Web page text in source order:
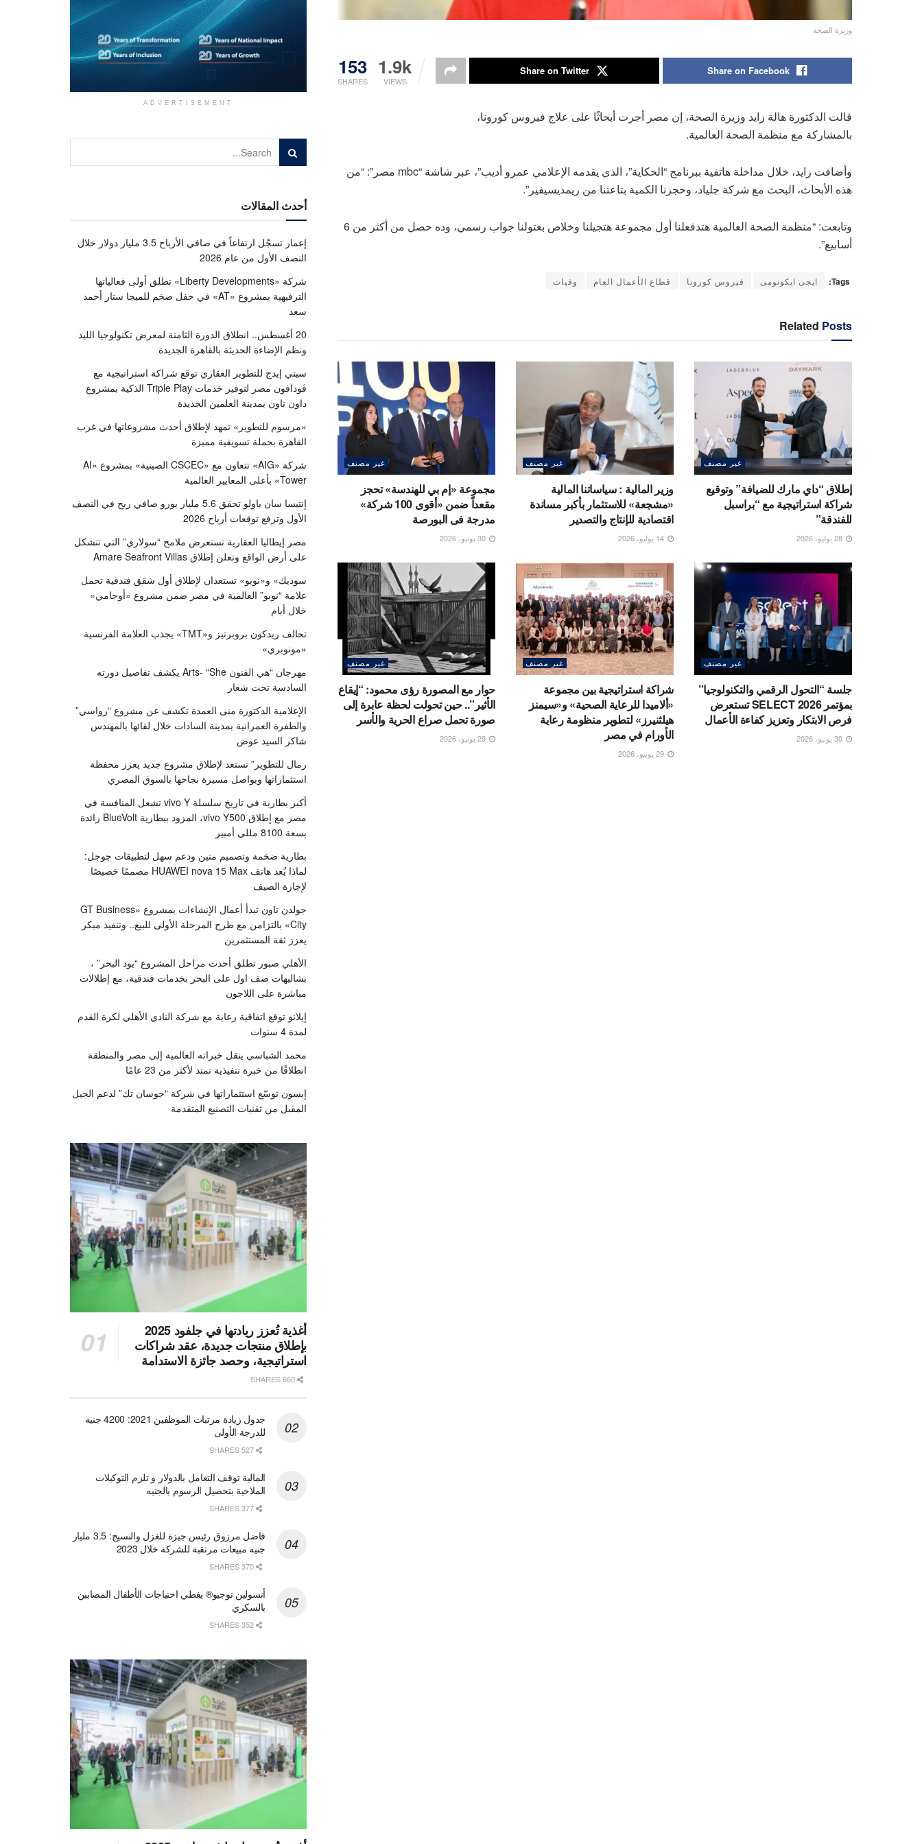
وزيرة الصحة
153
SHARES
1.9k
VIEWS
Share on Facebook
Share on Twitter
قالت الدكتورة هالة زايد وزيرة الصحة، إن مصر أجرت أبحاثًا على علاج فيروس كورونا،
بالمشاركة مع منظمة الصحة العالمية.
وأضافت زايد، خلال مداخلة هاتفية ببرنامج “الحكاية”، الذي يقدمه الإعلامي عمرو أديب”، عبر شاشة “mbc مصر”: “من
هذه الأبحاث، البحث مع شركة جلياد، وحجزنا الكمية بتاعتنا من ريمديسيفير”.
وتابعت: “منظمة الصحة العالمية هتدفعلنا أول مجموعة هتجيلنا وخلاص بعتولنا جواب رسمي، وده حصل من أكثر من 6
أسابيع”.
Tags: ايجى ايكونومى فيروس كورونا قطاع الأعمال العام وفيات
Related Posts
غير مصنف
إطلاق “داي مارك للضيافة” وتوقيع
شراكة استراتيجية مع “براسبل
للفندقة”
غير مصنف
وزير المالية : سياساتنا المالية
«مشجعة» للاستثمار بأكبر مساندة
اقتصادية للإنتاج والتصدير
غير مصنف
مجموعة «إم بي للهندسة» تحجز
مقعداً ضمن «أقوى 100 شركة»
مدرجة فى البورصة
غير مصنف
جلسة “التحول الرقمي والتكنولوجيا”
بمؤتمر SELECT 2026 تستعرض
فرص الابتكار وتعزيز كفاءة الأعمال
غير مصنف
شراكة استراتيجية بين مجموعة
«ألاميدا للرعاية الصحية» و«سيمنز
هيلثنيرز» لتطوير منظومة رعاية
الأورام في مصر
غير مصنف
حوار مع المصورة رؤى محمود: “إيقاع
الأثير”.. حين تحولت لحظة عابرة إلى
صورة تحمل صراع الحرية والأسر
ADVERTISEMENT
أحدث المقالات
إعمار تسجّل ارتفاعاً في صافي الأرباح 3.5 مليار دولار خلال
النصف الأول من عام 2026
شركة «Liberty Developments» تطلق أولى فعالياتها
الترفيهية بمشروع «AT» في حفل ضخم للميجا ستار أحمد
سعد
20 أغسطس.. انطلاق الدورة الثامنة لمعرض تكنولوجيا الليد
ونظم الإضاءة الحديثة بالقاهرة الجديدة
سيتي إيدج للتطوير العقاري توقع شراكة استراتيجية مع
ڤودافون مصر لتوفير خدمات Triple Play الذكية بمشروع
داون تاون بمدينة العلمين الجديدة
«مرسوم للتطوير» تمهد لإطلاق أحدث مشروعاتها في غرب
القاهرة بحملة تسويقية مميزة
شركة «AIG» تتعاون مع «CSCEC الصينية» بمشروع «AI
Tower» بأعلى المعايير العالمية
إنتيسا سان باولو تحقق 5.6 مليار يورو صافي ربح في النصف
الأول وترفع توقعات أرباح 2026
مصر إيطاليا العقارية تستعرض ملامح “سولاري” التي تتشكل
على أرض الواقع وتعلن إطلاق Amare Seafront Villas
سوديك» و«نوبو» تستعدان لإطلاق أول شقق فندقية تحمل
علامة “نوبو” العالمية في مصر ضمن مشروع «أوجامي»
خلال أيام
تحالف ريدكون بروبرتيز و«TMT» يجذب العلامة الفرنسية
«مونوبري»
مهرجان “هي الفنون Arts- “She يكشف تفاصيل دورته
السادسة تحت شعار
الإعلامية الدكتورة منى العمدة تكشف عن مشروع “رواسي”
والطفرة العمرانية بمدينة السادات خلال لقائها بالمهندس
شاكر السيد عوض
رمال للتطوير” تستعد لإطلاق مشروع جديد يعزز محفظة
استثماراتها ويواصل مسيرة نجاحها بالسوق المصري
أكبر بطارية في تاريخ سلسلة vivo Y تشعل المنافسة في
مصر مع إطلاق vivo Y500، المزود ببطارية BlueVolt رائدة
بسعة 8100 مللي أمبير
بطارية ضخمة وتصميم متين ودعم سهل لتطبيقات جوجل:
لماذا يُعد هاتف HUAWEI nova 15 Max مصممًا خصيصًا
لإجازة الصيف
جولدن تاون تبدأ أعمال الإنشاءات بمشروع «GT Business
City» بالتزامن مع طرح المرحلة الأولى للبيع.. وتنفيذ مبكر
يعزز ثقة المستثمرين
الأهلي صبور تطلق أحدث مراحل المشروع “يود البحر” ،
بشاليهات صف اول على البحر بخدمات فندقية، مع إطلالات
مباشرة على اللاجون
إيلانو توقع اتفاقية رعاية مع شركة النادي الأهلي لكرة القدم
لمدة 4 سنوات
محمد الشباسي ينقل خبراته العالمية إلى مصر والمنطقة
انطلاقًا من خبرة تنفيذية تمتد لأكثر من 23 عامًا
إبسون توسّع استثماراتها في شركة “جوسان تك” لدعم الجيل
المقبل من تقنيات التصنيع المتقدمة
أغذية تُعزز ريادتها في جلفود 2025
بإطلاق منتجات جديدة، عقد شراكات
استراتيجية، وحصد جائزة الاستدامة
جدول زيادة مرتبات الموظفين 2021: 4200 جنيه
للدرجة الأولى
المالية توقف التعامل بالدولار و تلزم التوكيلات
الملاحية بتحصيل الرسوم بالجنيه
فاضل مرزوق رئيس جيزة للغزل والنسيج: 3.5 مليار
جنيه مبيعات مرتقبة للشركة خلال 2023
أنسولين توجيو® يغطي احتياجات الأطفال المصابين
بالسكري